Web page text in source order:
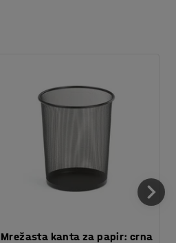
Mrežasta kanta za papir: crna